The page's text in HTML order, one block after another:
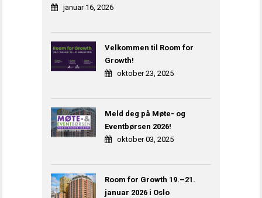
januar 16, 2026
Velkommen til Room for
Growth!
oktober 23, 2025
Meld deg på Møte- og
Eventbørsen 2026!
oktober 03, 2025
Room for Growth 19.–21.
januar 2026 i Oslo